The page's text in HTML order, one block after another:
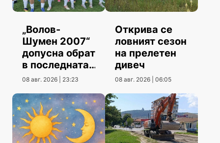
„Волов-
Шумен 2007“
допусна обрат
в последната
контрола
08 авг. 2026 | 23:23
Открива се
ловният сезон
на прелетен
дивеч
08 авг. 2026 | 06:05